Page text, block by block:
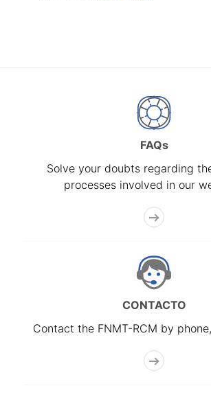
FAQs
Solve your doubts regarding
processes involved in our
CONTACTO
Contact the FNMT-RCM by